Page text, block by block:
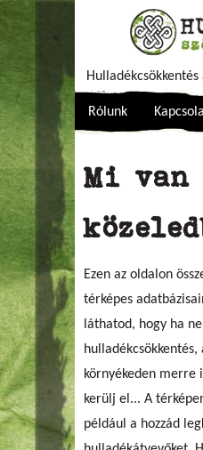
Rólunk
Mi van
Ezen az oldalon
térképes
láthatod, hogy ha
hulladékcsökkentés,
környékeden merre
kerülj el... A
például a hozzád